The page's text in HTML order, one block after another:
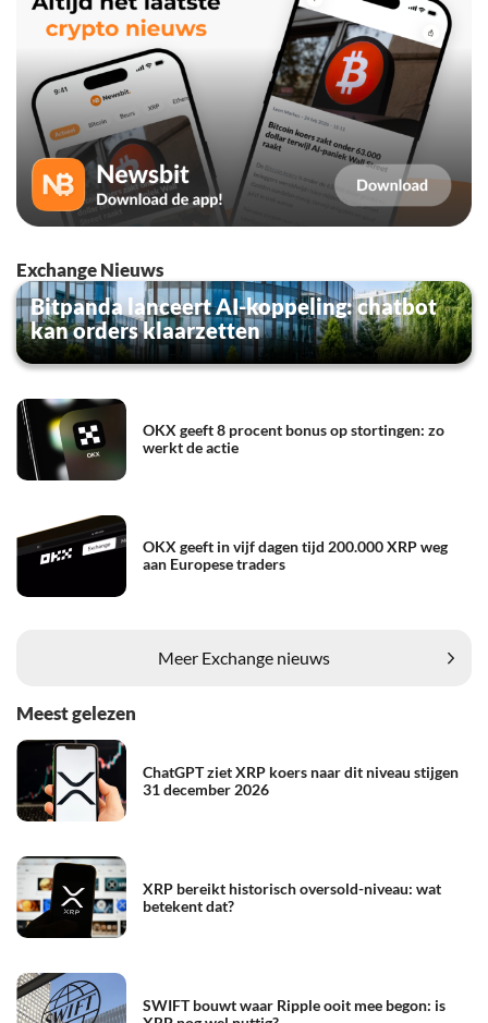
Exchange Nieuws
Bitpanda lanceert AI-koppeling: chatbot
kan orders klaarzetten
OKX geeft 8 procent bonus op stortingen: zo
werkt de actie
OKX geeft in vijf dagen tijd 200.000 XRP weg
aan Europese traders
Meer Exchange nieuws
Meest gelezen
ChatGPT ziet XRP koers naar dit niveau stijgen
31 december 2026
XRP bereikt historisch oversold-niveau: wat
betekent dat?
SWIFT bouwt waar Ripple ooit mee begon: is